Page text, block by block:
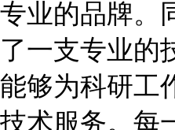
专业的品牌。
了一支专业的
能够为科研工
技术服务。每